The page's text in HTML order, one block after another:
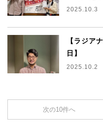
2025.10.3
【ラジア
日】
2025.10.2
次の10件へ